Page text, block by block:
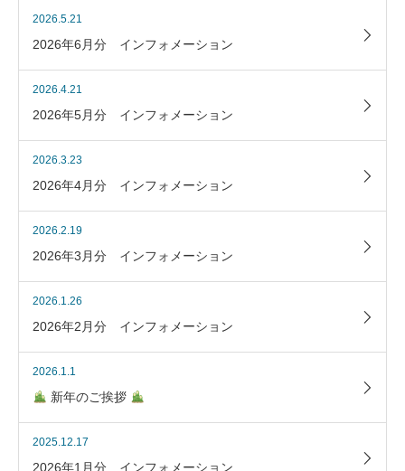
2026.5.21
2026年6月分 インフォメーション
2026.4.21
2026年5月分 インフォメーション
2026.3.23
2026年4月分 インフォメーション
2026.2.19
2026年3月分 インフォメーション
2026.1.26
2026年2月分 インフォメーション
2026.1.1
新年のご挨拶
2025.12.17
2026年1月分 インフォメーション